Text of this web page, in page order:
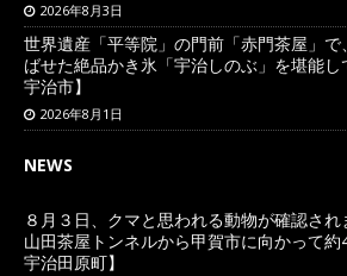
2026年8月3日
世界遺産「平等院」の門前「赤門茶屋」
ばせた絶品かき氷「宇治しのぶ」を堪能
宇治市】
2026年8月1日
NEWS
８月３日、クマと思われる動物が確認さ
山田茶屋トンネルから甲賀市に向かって
宇治田原町】